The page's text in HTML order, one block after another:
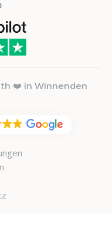
❤️ in Winnenden